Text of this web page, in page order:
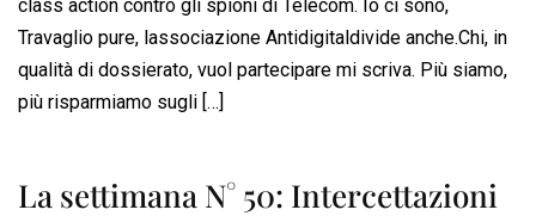
class action contro gli spioni di Telecom. Io ci sono,
Travaglio pure, lassociazione Antidigitaldivide anche.Chi, in
qualità di dossierato, vuol partecipare mi scriva. Più siamo,
più risparmiamo sugli […]
La settimana N° 50: Intercettazioni